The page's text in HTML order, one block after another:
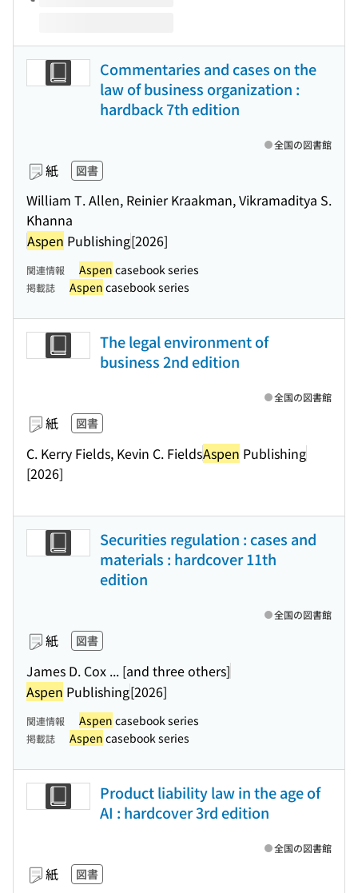
Commentaries and cases on the
law of business organization :
hardback 7th edition
紙 図書
William T. Allen, Reinier Kraakman, Vikramaditya S.
Khanna
Aspen Publishing[2026]
全国の図書館
関連情報 Aspen casebook series
掲載誌 Aspen casebook series
The legal environment of
business 2nd edition
紙 図書
C. Kerry Fields, Kevin C. FieldsAspen Publishing
[2026]
全国の図書館
Securities regulation : cases and
materials : hardcover 11th
edition
紙 図書
James D. Cox ... [and three others]
Aspen Publishing[2026]
全国の図書館
関連情報 Aspen casebook series
掲載誌 Aspen casebook series
Product liability law in the age of
AI : hardcover 3rd edition
紙 図書
全国の図書館